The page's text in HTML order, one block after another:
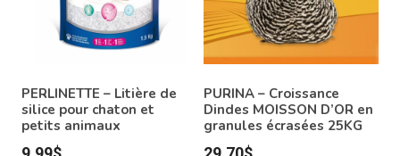
PERLINETTE – Litière de
silice pour chaton et
petits animaux
PURINA – Croissance
Dindes MOISSON D’OR en
granules écrasées 25KG